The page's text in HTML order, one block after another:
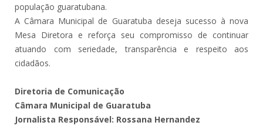
população guaratubana.
A Câmara Municipal de Guaratuba deseja sucesso à nova
Mesa Diretora e reforça seu compromisso de continuar
atuando com seriedade, transparência e respeito aos
cidadãos.
Diretoria de Comunicação
Câmara Municipal de Guaratuba
Jornalista Responsável: Rossana Hernandez